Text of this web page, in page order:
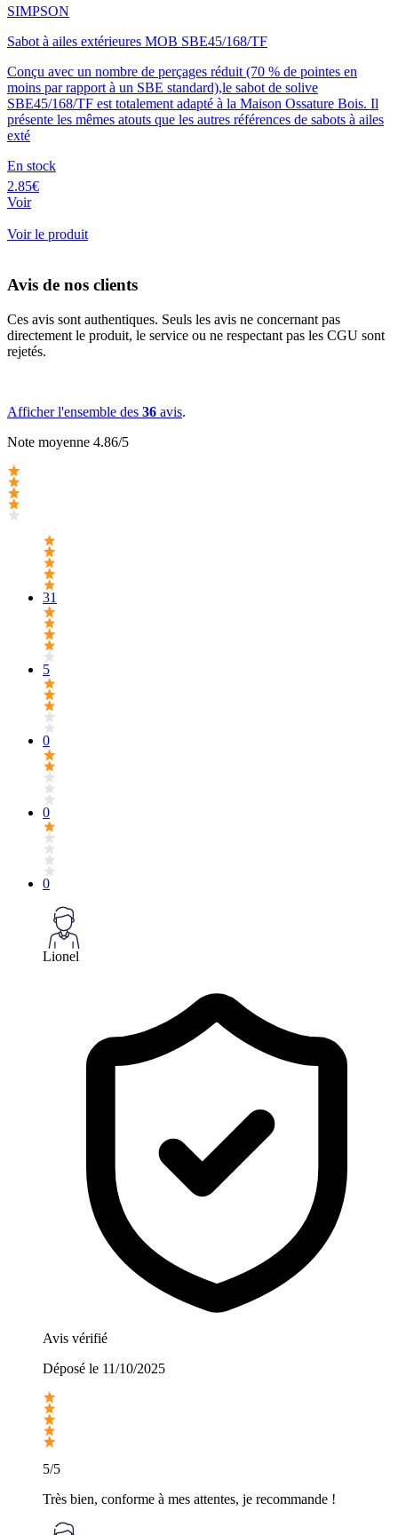
SIMPSON
Sabot à ailes extérieures MOB SBE45/168/TF
Conçu avec un nombre de perçages réduit (70 % de pointes en
moins par rapport à un SBE standard),le sabot de solive
SBE45/168/TF est totalement adapté à la Maison Ossature Bois. Il
présente les mêmes atouts que les autres références de sabots à ailes
exté
En stock
2.85€
Voir
Voir le produit
Avis de nos clients
Ces avis sont authentiques. Seuls les avis ne concernant pas
directement le produit, le service ou ne respectant pas les CGU sont
rejetés.
Afficher l'ensemble des 36 avis.
Note moyenne 4.86/5
31
5
0
0
0
Lionel
Avis vérifié
Déposé le 11/10/2025
5/5
Très bien, conforme à mes attentes, je recommande !